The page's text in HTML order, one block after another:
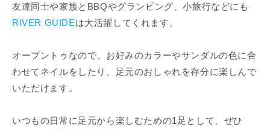
友達同士や家族とBBQやグランピング、小旅行などにも
RIVER GUIDEは大活躍してくれます。
オープントゥなので、お好みのカラーやサンダルの色に合
わせてネイルをしたり、足元のおしゃれを存分に楽しんで
いただけます。
いつもの日常に足元から楽しむための1足として、ぜひ